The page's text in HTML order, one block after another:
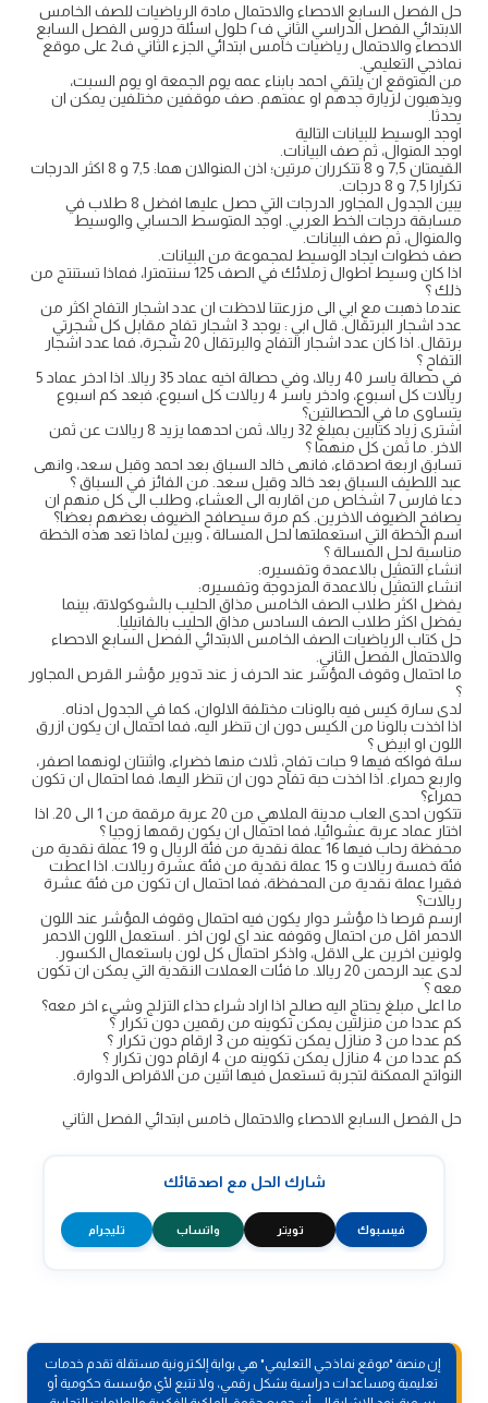
حل الفصل السابع الاحصاء والاحتمال مادة الرياضيات للصف الخامس
الابتدائي الفصل الدراسي الثاني ف٢ حلول اسئلة دروس الفصل السابع
الاحصاء والاحتمال رياضيات خامس ابتدائي الجزء الثاني ف2 على موقع
نماذجي التعليمي.
من المتوقع ان يلتقي احمد بابناء عمه يوم الجمعة او يوم السبت،
ويذهبون لزيارة جدهم او عمتهم. صف موقفين مختلفين يمكن ان
يحدثا.
اوجد الوسيط للبيانات التالية
اوجد المنوال، ثم صف البيانات.
القيمتان 7,5 و 8 تتكرران مرتين؛ اذن المنوالان هما: 7,5 و 8 اكثر الدرجات
تكرارا 7,5 و 8 درجات.
يبين الجدول المجاور الدرجات التي حصل عليها افضل 8 طلاب في
مسابقة درجات الخط العربي. اوجد المتوسط الحسابي والوسيط
والمنوال، ثم صف البيانات.
صف خطوات ايجاد الوسيط لمجموعة من البيانات.
اذا كان وسيط اطوال زملائك في الصف 125 سنتمترا، فماذا تستنتج من
ذلك ؟
عندما ذهبت مع ابي الى مزرعتنا لاحظت ان عدد اشجار التفاح اكثر من
عدد اشجار البرتقال. قال ابي : يوجد 3 اشجار تفاح مقابل كل شجرتي
برتقال. اذا كان عدد اشجار التفاح والبرتقال 20 شجرة، فما عدد اشجار
التفاح ؟
في حصالة ياسر 40 ريالا، وفي حصالة اخيه عماد 35 ريالا. اذا ادخر عماد 5
ريالات كل اسبوع، وادخر ياسر 4 ريالات كل اسبوع، فبعد كم اسبوع
يتساوى ما في الحصالتين؟
اشترى زياد كتابين بمبلغ 32 ريالا، ثمن احدهما يزيد 8 ريالات عن ثمن
الاخر. ما ثمن كل منهما ؟
تسابق اربعة اصدقاء، فانهى خالد السباق بعد احمد وقبل سعد، وانهى
عبد اللطيف السباق بعد خالد وقبل سعد. من الفائز في السباق ؟
دعا فارس 7 اشخاص من اقاربه الى العشاء، وطلب الى كل منهم ان
يصافح الضيوف الاخرين. كم مرة سيصافح الضيوف بعضهم بعضا؟
اسم الخطة التي استعملتها لحل المسالة ، وبين لماذا تعد هذه الخطة
مناسبة لحل المسالة ؟
انشاء التمثيل بالاعمدة وتفسيره:
انشاء التمثيل بالاعمدة المزدوجة وتفسيره:
يفضل اكثر طلاب الصف الخامس مذاق الحليب بالشوكولاتة، بينما
يفضل اكثر طلاب الصف السادس مذاق الحليب بالفانيليا.
حل كتاب الرياضيات الصف الخامس الابتدائي الفصل السابع الاحصاء
والاحتمال الفصل الثاني.
ما احتمال وقوف المؤشر عند الحرف ز عند تدوير مؤشر القرص المجاور
؟
لدى سارة كيس فيه بالونات مختلفة الالوان، كما في الجدول ادناه.
اذا اخذت بالونا من الكيس دون ان تنظر اليه، فما احتمال ان يكون ازرق
اللون او ابيض ؟
سلة فواكه فيها 9 حبات تفاح، ثلاث منها خضراء، واثنتان لونهما اصفر،
واربع حمراء. اذا اخذت حبة تفاح دون ان تنظر اليها، فما احتمال ان تكون
حمراء؟
تتكون احدى العاب مدينة الملاهي من 20 عربة مرقمة من 1 الى 20. اذا
اختار عماد عربة عشوائيا، فما احتمال ان يكون رقمها زوجيا ؟
محفظة رحاب فيها 16 عملة نقدية من فئة الريال و 19 عملة نقدية من
فئة خمسة ريالات و 15 عملة نقدية من فئة عشرة ريالات. اذا اعطت
فقيرا عملة نقدية من المحفظة، فما احتمال ان تكون من فئة عشرة
ريالات؟
ارسم قرصا ذا مؤشر دوار يكون فيه احتمال وقوف المؤشر عند اللون
الاحمر اقل من احتمال وقوفه عند اي لون اخر . استعمل اللون الاحمر
ولونين اخرين على الاقل، واذكر احتمال كل لون باستعمال الكسور.
لدى عبد الرحمن 20 ريالا. ما فئات العملات النقدية التي يمكن ان تكون
معه ؟
ما اعلى مبلغ يحتاج اليه صالح اذا اراد شراء حذاء التزلج وشيء اخر معه؟
كم عددا من منزلتين يمكن تكوينه من رقمين دون تكرار ؟
كم عددا من 3 منازل يمكن تكوينه من 3 ارقام دون تكرار ؟
كم عددا من 4 منازل يمكن تكوينه من 4 ارقام دون تكرار ؟
النواتج الممكنة لتجربة تستعمل فيها اثنين من الاقراص الدوارة.
حل الفصل السابع الاحصاء والاحتمال خامس ابتدائي الفصل الثاني
شارك الحل مع اصدقائك
فيسبوك تويتر واتساب تليجرام
إن منصة "موقع نماذجي التعليمي" هي بوابة إلكترونية مستقلة تقدم خدمات
تعليمية ومساعدات دراسية بشكل رقمي، ولا تتبع لأي مؤسسة حكومية أو